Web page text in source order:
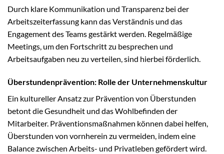
Durch klare Kommunikation und Transparenz bei der
Arbeitszeiterfassung kann das Verständnis und das
Engagement des Teams gestärkt werden. Regelmäßige
Meetings, um den Fortschritt zu besprechen und
Arbeitsaufgaben neu zu verteilen, sind hierbei förderlich.
Überstundenprävention: Rolle der Unternehmenskultur
Ein kultureller Ansatz zur Prävention von Überstunden
betont die Gesundheit und das Wohlbefinden der
Mitarbeiter. Präventionsmaßnahmen können dabei helfen,
Überstunden von vornherein zu vermeiden, indem eine
Balance zwischen Arbeits- und Privatleben gefördert wird.